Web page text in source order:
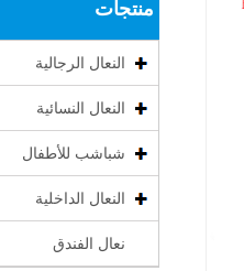
منتجات
النعال الرجالية
النعال النسائية
شباشب للأطفال
النعال الداخلية
نعال الفندق